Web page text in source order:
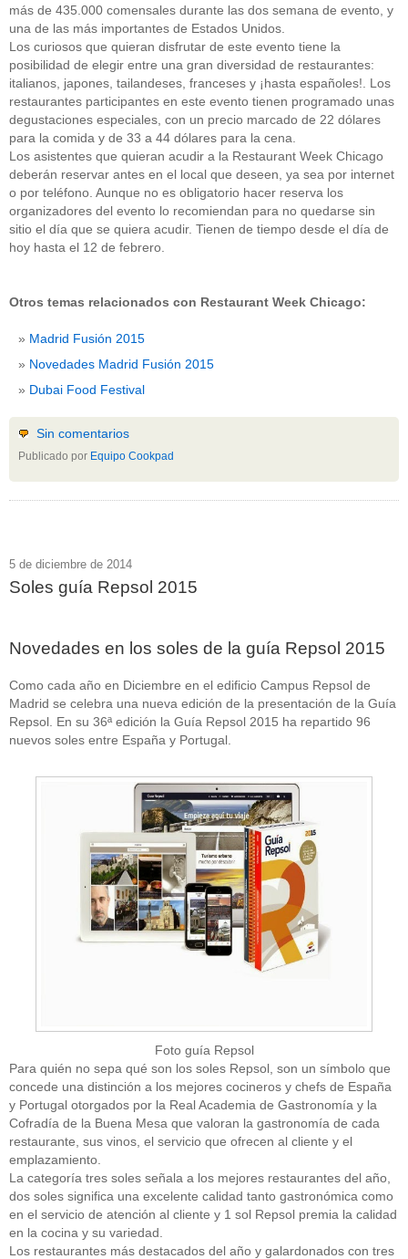
más de 435.000 comensales durante las dos semana de evento, y
una de las más importantes de Estados Unidos.
Los curiosos que quieran disfrutar de este evento tiene la
posibilidad de elegir entre una gran diversidad de restaurantes:
italianos, japones, tailandeses, franceses y ¡hasta españoles!. Los
restaurantes participantes en este evento tienen programado unas
degustaciones especiales, con un precio marcado de 22 dólares
para la comida y de 33 a 44 dólares para la cena.
Los asistentes que quieran acudir a la Restaurant Week Chicago
deberán reservar antes en el local que deseen, ya sea por internet
o por teléfono. Aunque no es obligatorio hacer reserva los
organizadores del evento lo recomiendan para no quedarse sin
sitio el día que se quiera acudir. Tienen de tiempo desde el día de
hoy hasta el 12 de febrero.
Otros temas relacionados con Restaurant Week Chicago:
Madrid Fusión 2015
Novedades Madrid Fusión 2015
Dubai Food Festival
Sin comentarios
Publicado por Equipo Cookpad
5 de diciembre de 2014
Soles guía Repsol 2015
Novedades en los soles de la guía Repsol 2015
Como cada año en Diciembre en el edificio Campus Repsol de
Madrid se celebra una nueva edición de la presentación de la Guía
Repsol. En su 36ª edición la Guía Repsol 2015 ha repartido 96
nuevos soles entre España y Portugal.
Foto guía Repsol
Para quién no sepa qué son los soles Repsol, son un símbolo que
concede una distinción a los mejores cocineros y chefs de España
y Portugal otorgados por la Real Academia de Gastronomía y la
Cofradía de la Buena Mesa que valoran la gastronomía de cada
restaurante, sus vinos, el servicio que ofrecen al cliente y el
emplazamiento.
La categoría tres soles señala a los mejores restaurantes del año,
dos soles significa una excelente calidad tanto gastronómica como
en el servicio de atención al cliente y 1 sol Repsol premia la calidad
en la cocina y su variedad.
Los restaurantes más destacados del año y galardonados con tres